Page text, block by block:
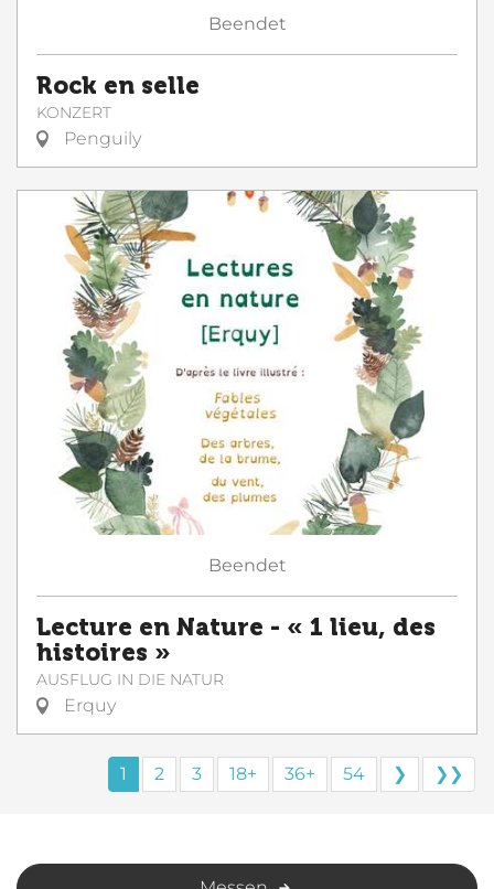
Beendet
Rock en selle
KONZERT
Penguily
Beendet
Lecture en Nature - « 1 lieu, des
histoires »
AUSFLUG IN DIE NATUR
Erquy
1 2 3 18+ 36+ 54 ❯ ❯❯